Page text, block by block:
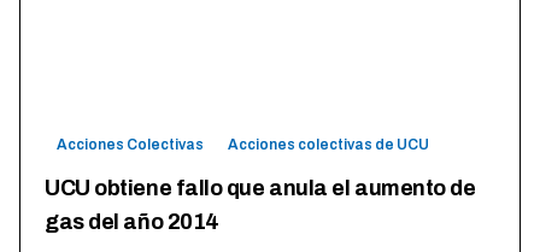
Acciones Colectivas Acciones colectivas de UCU
UCU obtiene fallo que anula el aumento de
gas del año 2014